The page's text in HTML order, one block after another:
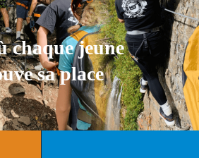
chaque jeune
sa place